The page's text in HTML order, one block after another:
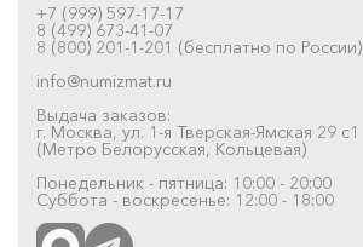
+7 (999) 597-17-17
8 (499) 673-41-07
8 (800) 201-1-201 (бесплатно по России)
info@numizmat.ru
Выдача заказов:
г. Москва, ул. 1-я Тверская-Ямская 29 с1
(Метро Белорусская, Кольцевая)
Понедельник - пятница: 10:00 - 20:00
Суббота - воскресенье: 12:00 - 18:00